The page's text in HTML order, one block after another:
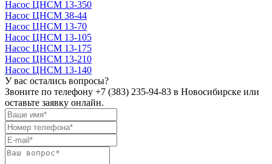
Насос ЦНСМ 13-350
Насос ЦНСМ 38-44
Насос ЦНСМ 13-70
Насос ЦНСМ 13-105
Насос ЦНСМ 13-175
Насос ЦНСМ 13-210
Насос ЦНСМ 13-140
У вас остались вопросы?
Звоните по телефону +7 (383) 235-94-83 в Новосибирске или
оставьте заявку онлайн.